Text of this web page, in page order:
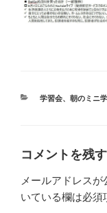
カ
学習会、 朝のミニ
コメントを残す
メールアドレスが
いている欄は必須